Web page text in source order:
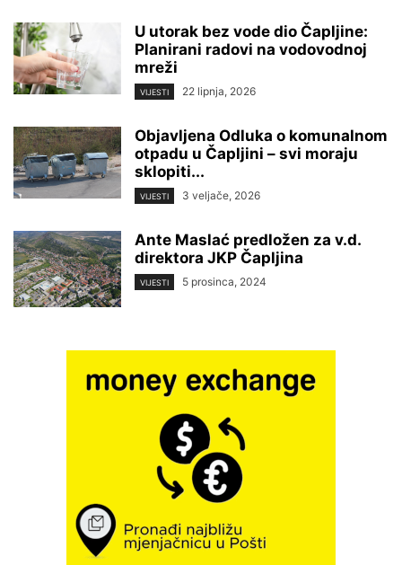
U utorak bez vode dio Čapljine:
Planirani radovi na vodovodnoj
mreži
VIJESTI 22 lipnja, 2026
Objavljena Odluka o komunalnom
otpadu u Čapljini – svi moraju
sklopiti...
VIJESTI 3 veljače, 2026
Ante Maslać predložen za v.d.
direktora JKP Čapljina
VIJESTI 5 prosinca, 2024